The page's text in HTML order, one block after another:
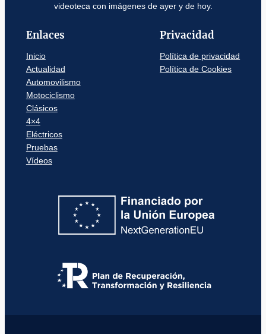
videoteca con imágenes de ayer y de hoy.
Enlaces
Inicio
Actualidad
Automovilismo
Motociclismo
Clásicos
4×4
Eléctricos
Pruebas
Vídeos
Privacidad
Política de privacidad
Política de Cookies